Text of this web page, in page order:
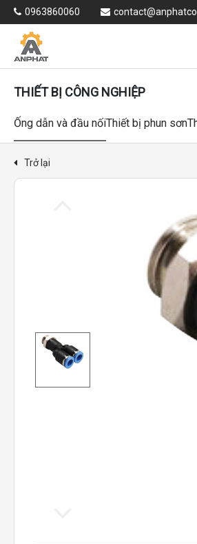
0963860060
THIẾT BỊ CÔNG NGHIỆP
Ống dẫn và đầu nốiThiết bị phun sơn
Trở lại